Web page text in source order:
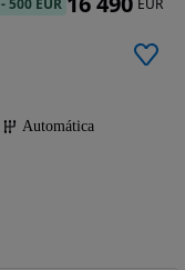
Automática